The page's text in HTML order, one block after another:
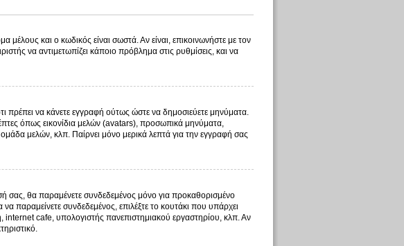
και ο κωδικός είναι σωστά. Αν είναι, επικοινωνήστε με τον
να αντιμετωπίζει κάποιο πρόβλημα στις ρυθμίσεις, και να
πρέπει να κάνετε εγγραφή ούτως ώστε να δημοσιεύετε μηνύματα.
όπως εικονίδια μελών (avatars), προσωπικά μηνύματα,
μελών, κλπ. Παίρνει μόνο μερικά λεπτά για την εγγραφή σας
σας, θα παραμένετε συνδεδεμένος μόνο για προκαθορισμένο
παραμείνετε συνδεδεμένος, επιλέξτε το κουτάκι που υπάρχει
internet cafe, υπολογιστής πανεπιστημιακού εργαστηρίου, κλπ. Αν